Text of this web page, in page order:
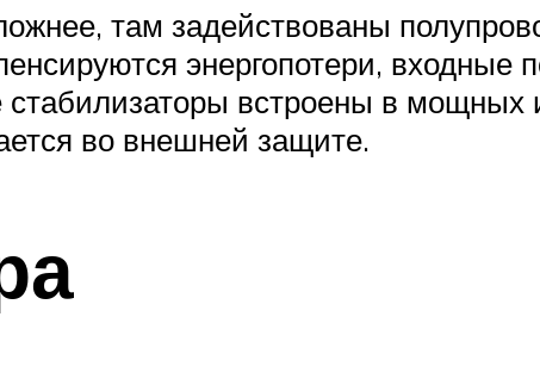
там задействованы
энергопотери, входные
встроены в мощных
во внешней защите.